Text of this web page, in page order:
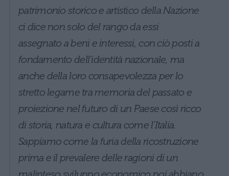
patrimonio storico e artistico della Nazione
ci dice non solo del rango da essi
assegnato a beni e interessi, con ciò posti a
fondamento dell’identità nazionale, ma
anche della loro consapevolezza per lo
stretto legame tra memoria del passato e
proiezione nel futuro di un Paese così ricco
di storia, natura e cultura come l’Italia.
Sappiamo come la furia della ricostruzione
prima e il prevalere delle ragioni di un